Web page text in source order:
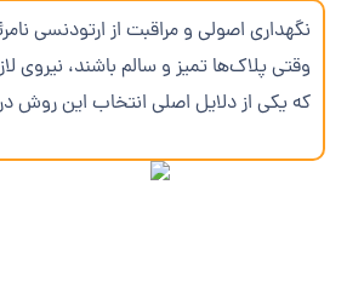
نگهداری اصولی و مراقبت از ارتودنسی
وقتی پلاک‌ها تمیز و سالم باشند، نیروی
که یکی از دلایل اصلی انتخاب این روش